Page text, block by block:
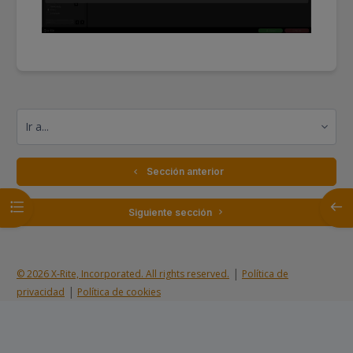
Abrir índice del curso
  Sección anterior
Siguiente sección
© 2026 X-Rite, Incorporated. All rights reserved. | Política de
privacidad | Política de cookies